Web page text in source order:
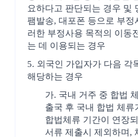
요하다고 판단되는 경우 및
팸발송, 대포폰 등으로 부정
러한 부정사용 목적의 이동
는 데 이용되는 경우
5. 외국인 가입자가 다음 각
해당하는 경우
가. 국내 거주 중 합법
출국 후 국내 합법 체
합법체류 기간이 연장
서류 제출시 제외하며,